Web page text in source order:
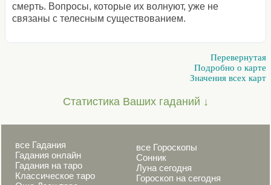
смерть. Вопросы, которые их волнуют, уже не
связаны с телесным существованием.
Перевернутая
Подробно о карте
Значения всех карт
Статистика Ваших гаданий ↓
все Гадания
Гадания онлайн
Гадания на таро
Классическое таро
все Гороскопы
Сонник
Луна сегодня
Гороскоп на сегодня